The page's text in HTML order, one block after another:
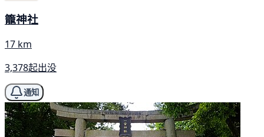
籠神社
17 km
3,378起出没
通知